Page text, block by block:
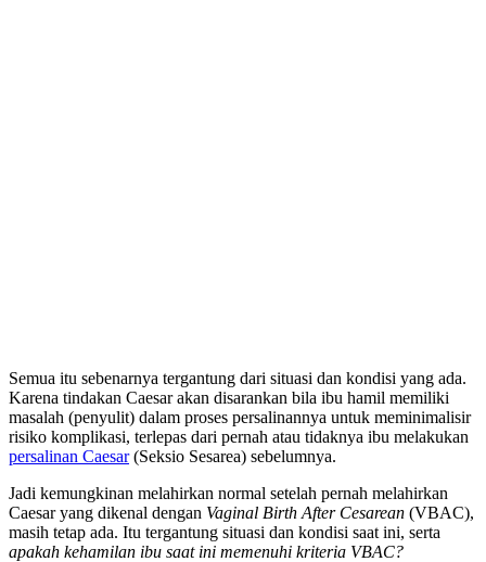
Semua itu sebenarnya tergantung dari situasi dan kondisi yang ada.
Karena tindakan Caesar akan disarankan bila ibu hamil memiliki
masalah (penyulit) dalam proses persalinannya untuk meminimalisir
risiko komplikasi, terlepas dari pernah atau tidaknya ibu melakukan
persalinan Caesar(Seksio Sesarea) sebelumnya.
Jadi kemungkinan melahirkan normal setelah pernah melahirkan
Caesar yang dikenal dengan Vaginal Birth After Cesarean (VBAC),
masih tetap ada. Itu tergantung situasi dan kondisi saat ini, serta
apakah kehamilan ibu saat ini memenuhi kriteria VBAC?